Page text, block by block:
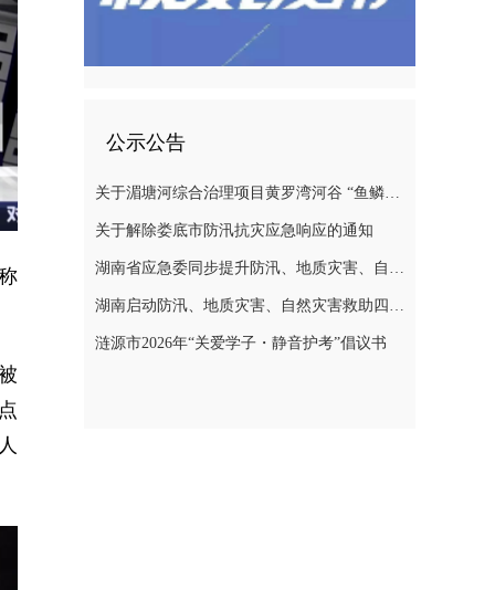
公示公告
关于湄塘河综合治理项目黄罗湾河谷 “鱼鳞坝”区域不对外开放的公告
关于解除娄底市防汛抗灾应急响应的通知
湖南省应急委同步提升防汛、地质灾害、自然灾害救助应急响应至三级
湖南启动防汛、地质灾害、自然灾害救助四级应急响应
涟源市2026年“关爱学子・静音护考”倡议书